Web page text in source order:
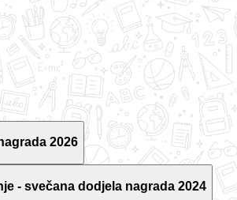
2026
- svečana dodjela nagrada 2024